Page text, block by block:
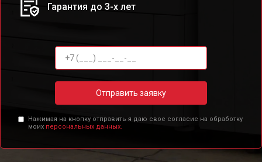
Гарантия до 3-х лет
Отправить заявку
Нажимая на кнопку отправить я даю свое согласие на обработку
моих персональных данных.